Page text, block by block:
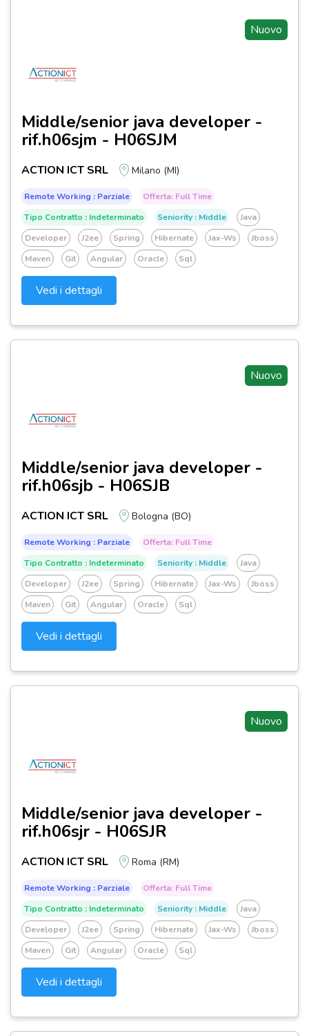
Nuovo
Middle/senior java developer -
rif.h06sjm - H06SJM
ACTION ICT SRL Milano (MI)
Remote Working : Parziale
Offerta: Full Time
Tipo Contratto : Indeterminato
Seniority : Middle
Java
Developer
J2ee Spring Hibernate Jax-Ws
Jboss
Maven
Git Angular Oracle Sql
Vedi i dettagli
Nuovo
Middle/senior java developer -
rif.h06sjb - H06SJB
ACTION ICT SRL Bologna (BO)
Remote Working : Parziale
Offerta: Full Time
Tipo Contratto : Indeterminato
Seniority : Middle
Java
Developer
J2ee Spring Hibernate Jax-Ws
Jboss
Maven
Git Angular Oracle Sql
Vedi i dettagli
Nuovo
Middle/senior java developer -
rif.h06sjr - H06SJR
ACTION ICT SRL Roma (RM)
Remote Working : Parziale
Offerta: Full Time
Tipo Contratto : Indeterminato
Seniority : Middle
Java
Developer
J2ee Spring Hibernate Jax-Ws
Jboss
Maven
Git Angular Oracle Sql
Vedi i dettagli